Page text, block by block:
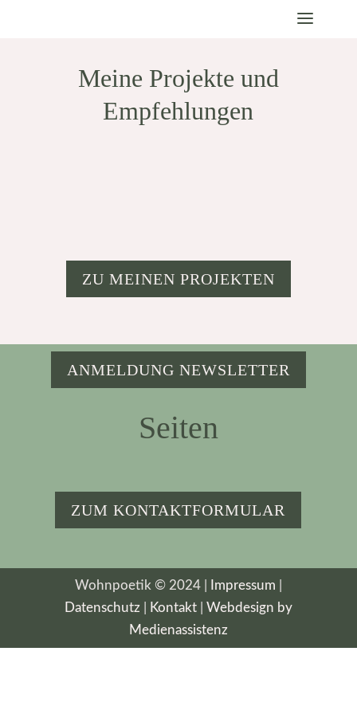
Meine Projekte und
Empfehlungen
ZU MEINEN PROJEKTEN
ANMELDUNG NEWSLETTER
Seiten
ZUM KONTAKTFORMULAR
Wohnpoetik © 2024 | Impressum
Datenschutz
Kontakt| Webdesign by
Medienassistenz